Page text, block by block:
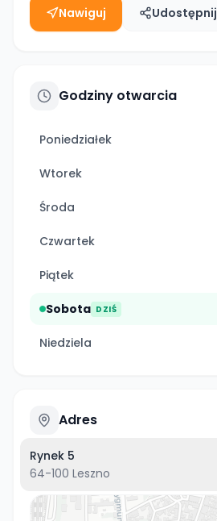
Nawiguj Udostępnij
Godziny otwarcia
Poniedziałek
Wtorek
Środa
Czwartek
Piątek
Sobota DZIŚ
Niedziela
Adres
Rynek 5
64-100 Leszno